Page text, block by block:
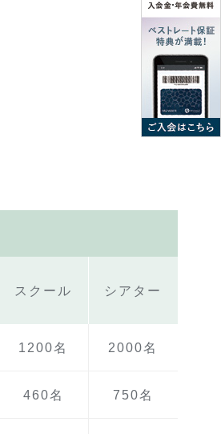
スクール シアター
1200名 2000名
460名 750名